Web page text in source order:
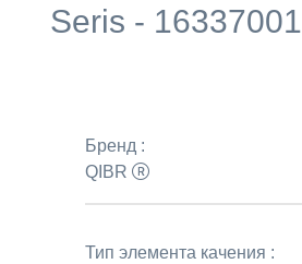
Seris - 16337001
Бренд :
QIBR
Тип элемента качения :